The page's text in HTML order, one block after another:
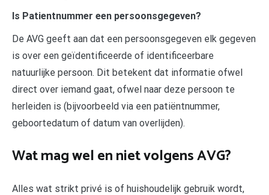
Is Patientnummer een persoonsgegeven?
De AVG geeft aan dat een persoonsgegeven elk gegeven
is over een geïdentificeerde of identificeerbare
natuurlijke persoon. Dit betekent dat informatie ofwel
direct over iemand gaat, ofwel naar deze persoon te
herleiden is (bijvoorbeeld via een patiëntnummer,
geboortedatum of datum van overlijden).
Wat mag wel en niet volgens AVG?
Alles wat strikt privé is of huishoudelijk gebruik wordt,